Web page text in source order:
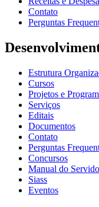
Contato
Perguntas
Estrutura
Cursos
Projetos e
Serviços
Editais
Documentos
Contato
Perguntas
Concursos
Manual do
Siass
Eventos